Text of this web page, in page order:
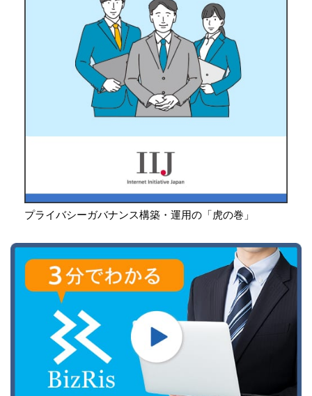
プライバシーガバナンス構築・運用の「虎の巻」